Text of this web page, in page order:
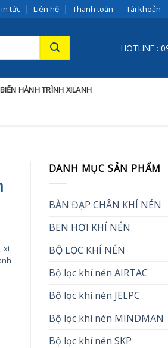
tức Liên hệ Thanh toán Tài khoản
HOTLINE :
HÀNH TRÌNH XILANH
,xi
DANH MỤC SẢN PHẨM
BÀN ĐẠP CHÂN KHÍ NÉN
BEN HƠI KHÍ NÉN
BỘ LỌC KHÍ NÉN
Bộ lọc khí nén AIRTAC
Bộ lọc khí nén JELPC
Bộ lọc khí nén MINDMAN
Bộ lọc khí nén SKP